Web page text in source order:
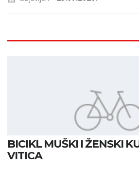
BICIKL MUŠKI I ŽENSKI
VITICA